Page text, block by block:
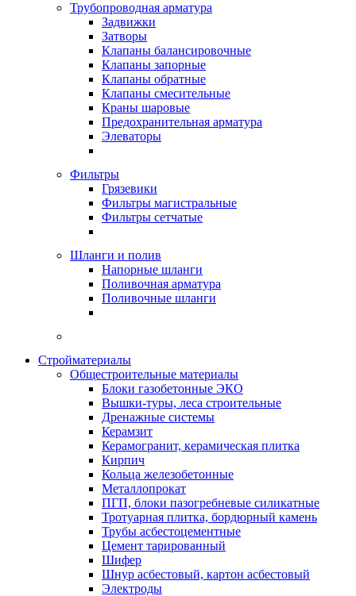
Трубопроводная арматура
Задвижки
Затворы
Клапаны балансировочные
Клапаны запорные
Клапаны обратные
Клапаны смесительные
Краны шаровые
Предохранительная арматура
Элеваторы
Фильтры
Грязевики
Фильтры магистральные
Фильтры сетчатые
Шланги и полив
Напорные шланги
Поливочная арматура
Поливочные шланги
Стройматериалы
Oбщестроительные материалы
Блоки газобетонные ЭКО
Вышки-туры, леса строительные
Дренажные системы
Керамзит
Керамогранит, керамическая плитка
Кирпич
Кольца железобетонные
Металлопрокат
ПГП, блоки пазогребневые силикатные
Тротуарная плитка, бордюрный камень
Трубы асбестоцементные
Цемент тарированный
Шифер
Шнур асбестовый, картон асбестовый
Электроды